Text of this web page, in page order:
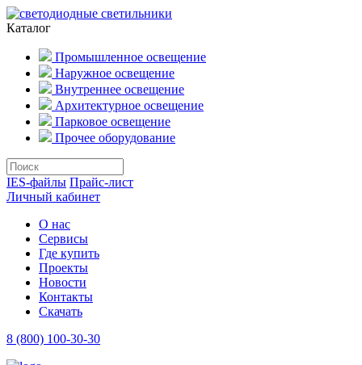
Каталог
Промышленное освещение
Наружное освещение
Внутреннее освещение
Архитектурное освещение
Парковое освещение
Прочее оборудование
IES-файлы Прайс-лист
Личный кабинет
О нас
Сервисы
Где купить
Проекты
Новости
Контакты
Скачать
8 (800) 100-30-30